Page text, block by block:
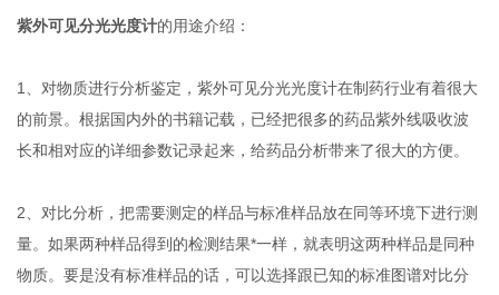
紫外可见分光光度计的用途介绍：
1、对物质进行分析鉴定，紫外可见分光光度计在制药行业有着很大
的前景。根据国内外的书籍记载，已经把很多的药品紫外线吸收波
长和相对应的详细参数记录起来，给药品分析带来了很大的方便。
2、对比分析，把需要测定的样品与标准样品放在同等环境下进行测
量。如果两种样品得到的检测结果*一样，就表明这两种样品是同种
物质。要是没有标准样品的话，可以选择跟已知的标准图谱对比分